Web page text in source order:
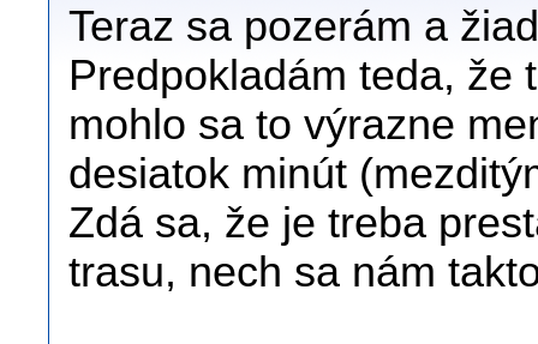
Teraz sa pozerám a
Predpokladám teda, že
mohlo sa to výrazne
desiatok minút
Zdá sa, že je treba
trasu, nech sa nám